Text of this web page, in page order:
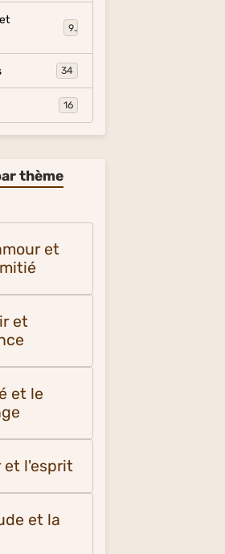
9
34
16
thème
et
et
et le
et l'esprit
et la